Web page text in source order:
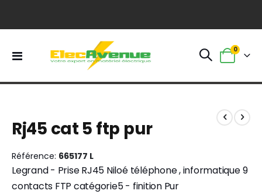
Basculer
Panier
0
the
end
of
the
images
gallery
the
beginning
of
the
images
gallery
Rj45 cat 5 ftp pur
Référence 665177 L
Legrand - Prise RJ45 Niloé téléphone , informatique 9
contacts FTP catégorie5 - finition Pur